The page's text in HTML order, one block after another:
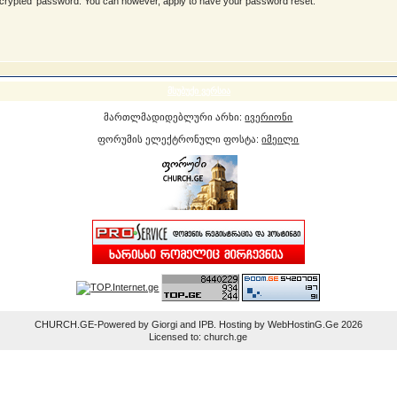
მსუბუქი ვერსია
მართლმადიდებლური არხი:ივერიონი
ფორუმის ელექტრონული ფოსტა:იმეილი
CHURCH.GE-Powered by Giorgi and IPB. Hosting by WebHostinG.Ge 2026
Licensed to: church.ge